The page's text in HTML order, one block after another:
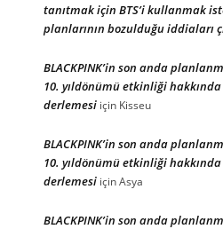
tanıtmak için BTS’i kullanmak
planlarının bozulduğu iddiaları
BLACKPINK’in son anda
10. yıldönümü etkinliği
derlemesi için Kisseu
BLACKPINK’in son anda
10. yıldönümü etkinliği
derlemesi içinAsya
BLACKPINK’in son anda